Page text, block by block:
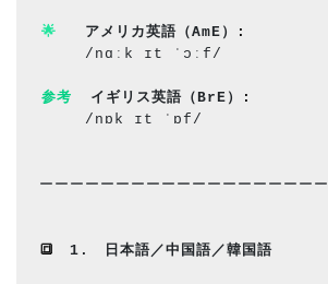
🌟 アメリカ英語（AmE）
:
/nɑːk ɪt ˈɔːf/
参考 イギリス英語（BrE）
:
/nɒk ɪt ˈɒf/
ーーーーーーーーーーーーーーーーーーー
🔳 1.　日本語／中国語／韓国語